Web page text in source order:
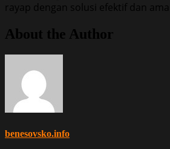
rayap dengan solusi efektif dan
About the Author
benesovsko.info